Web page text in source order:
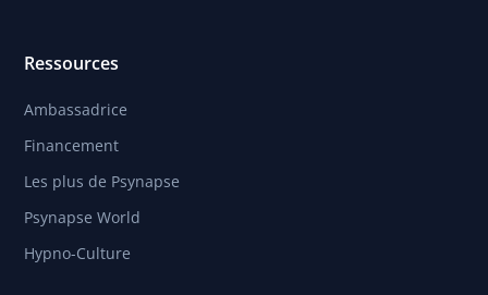
Ressources
Ambassadrice
Financement
Les plus de Psynapse
Psynapse World
Hypno-Culture